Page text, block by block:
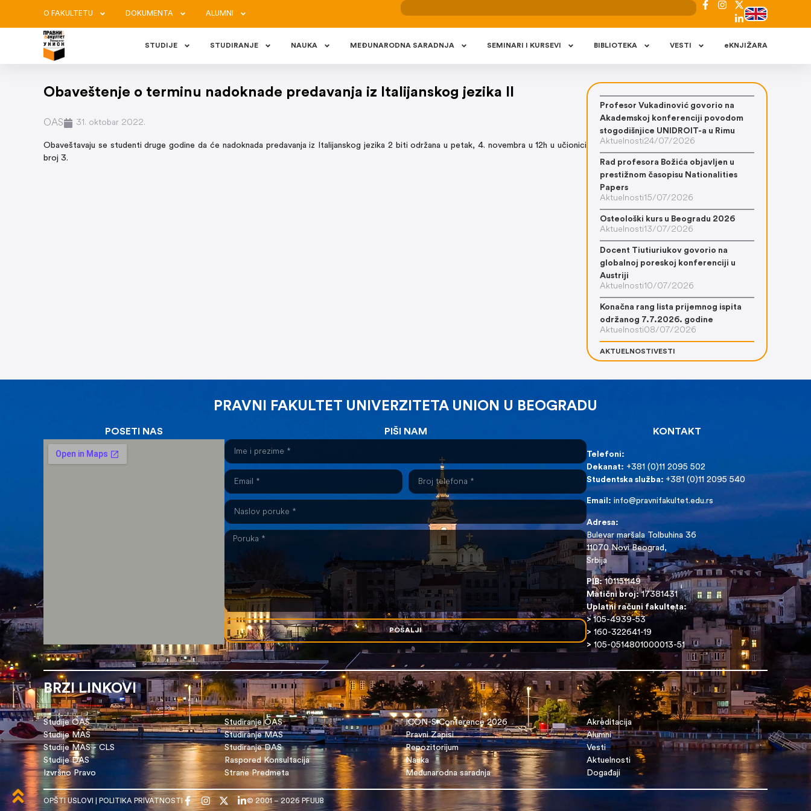
O FAKULTETU DOKUMENTA ALUMNI
STUDIJE STUDIRANJE NAUKA MEÐUNARODNA SARADNJA SEMINARI I KURSEVI BIBLIOTEKA VESTI eKNJIŽARA
Obaveštenje o terminu nadoknade predavanja iz Italijanskog jezika II
OAS 31. oktobar 2022.
Obaveštavaju se studenti druge godine da će nadoknada predavanja iz Italijanskog jezika 2 biti održana u petak, 4. novembra u 12h u učionici
broj 3.
Profesor Vukadinović govorio na
Akademskoj konferenciji povodom
stogodišnjice UNIDROIT-a u Rimu
Aktuelnosti24/07/2026
Rad profesora Božića objavljen u
prestižnom časopisu Nationalities
Papers
Aktuelnosti15/07/2026
Osteološki kurs u Beogradu 2026
Aktuelnosti13/07/2026
Docent Tiutiuriukov govorio na
globalnoj poreskoj konferenciji u
Austriji
Aktuelnosti10/07/2026
Konačna rang lista prijemnog ispita
održanog 7.7.2026. godine
Aktuelnosti08/07/2026
AKTUELNOSTI VESTI
PRAVNI FAKULTET UNIVERZITETA UNION U BEOGRADU
KONTAKT
Telefoni:
Dekanat: +381 (0)11 2095 502
Studentska služba: +381 (0)11 2095 540
Email: info@pravnifakultet.edu.rs
Adresa:
Bulevar maršala Tolbuhina 36
11070 Novi Beograd,
Srbija
PIB:101151149
Matični broj:17381431
Uplatni računi fakulteta:
>105-4939-53
> 160-322641-19
>105-0514801000013-51
PIŠI NAM
POŠALJI
POSETI NAS
BRZI LINKOVI
Studije OAS
Studije MAS
Studije MAS - CLS
Studije DAS
Izvršno Pravo
Studiranje OAS
Studiranje MAS
Studiranje DAS
Raspored Konsultacija
Strane Predmeta
ICON-S Conference 2026
Pravni Zapisi
Repozitorijum
Nauka
Međunarodna saradnja
Akreditacija
Alumni
Vesti
Aktuelnosti
Događaji
OPŠTI USLOVI POLITIKA PRIVATNOSTI © 2001 – 2026 PFUUB